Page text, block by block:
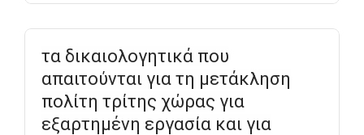
τα δικαιολογητικά που
απαιτούνται για τη μετάκληση
πολίτη τρίτης χώρας για
εξαρτημένη εργασία και για